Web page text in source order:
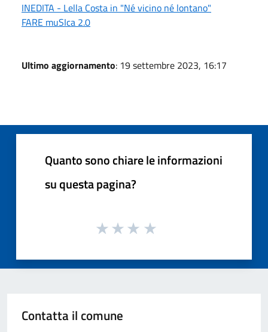
INEDITA - Lella Costa in "Né vicino né lontano"
FARE muSIca 2.0
Ultimo aggiornamento: 19 settembre 2023, 16:17
Quanto sono chiare le informazioni
su questa pagina?
Contatta il comune